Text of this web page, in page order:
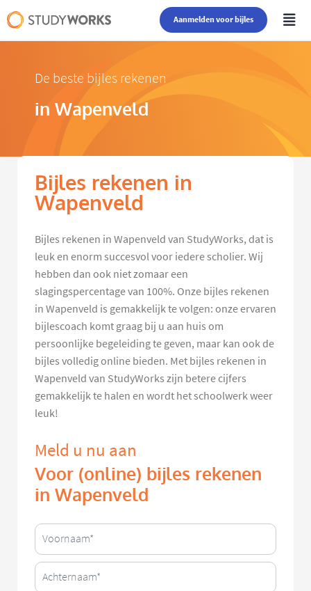
Aanmelden voor bijles
De beste bijles rekenen
in Wapenveld
Bijles rekenen in
Wapenveld
Bijles rekenen in Wapenveld van StudyWorks, dat is
leuk en enorm succesvol voor iedere scholier. Wij
hebben dan ook niet zomaar een
slagingspercentage van 100%. Onze bijles rekenen
in Wapenveld is gemakkelijk te volgen: onze ervaren
bijlescoach komt graag bij u aan huis om
persoonlijke begeleiding te geven, maar kan ook de
bijles volledig online bieden. Met bijles rekenen in
Wapenveld van StudyWorks zijn betere cijfers
gemakkelijk te halen en wordt het schoolwerk weer
leuk!
Meld u nu aan
Voor (online) bijles rekenen
in Wapenveld